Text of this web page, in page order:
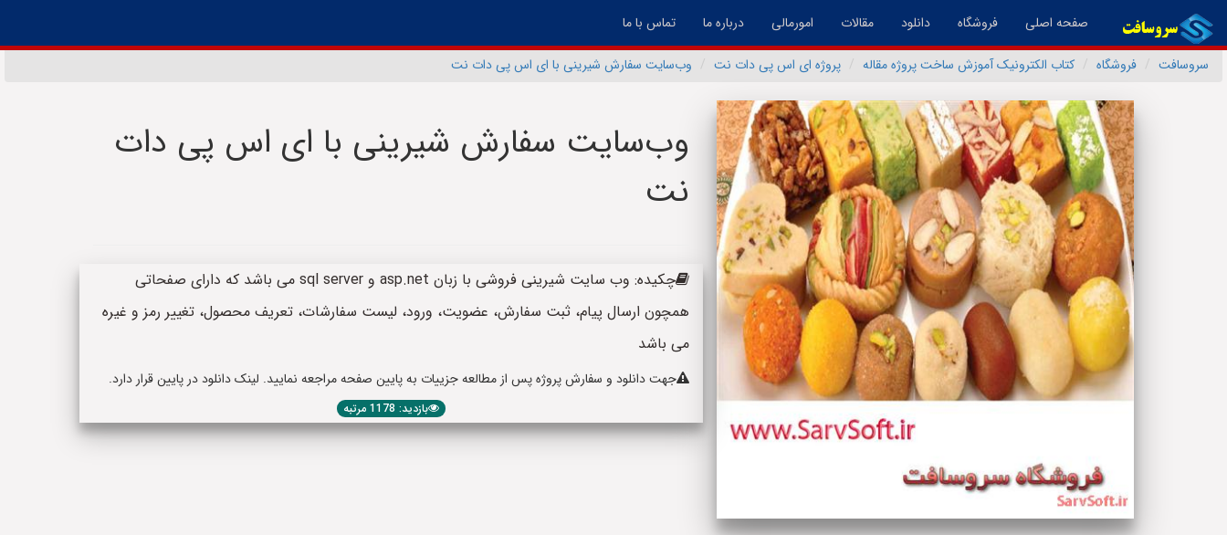
صفحه اصلی(فعال)فروشگاه دانلود مقالات امورمالی درباره ما تماس با ما
سروسافت فروشگاه کتاب الکترونیک آموزش ساخت پروژه مقاله پروژه ای اس پی دات نت وب‌سایت سفارش شیرینی با ای اس پی دات نت
وب‌سایت سفارش شیرینی با ای اس پی دات
نت
چکیده: وب سایت شیرینی فروشی با زبان asp.net و sql server می باشد که دارای صفحاتی
همچون ارسال پیام، ثبت سفارش، عضویت، ورود، لیست سفارشات، تعریف محصول، تغییر رمز و غیره
می باشد
جهت دانلود و سفارش پروژه پس از مطالعه جزییات به پایین صفحه مراجعه نمایید. لینک دانلود در پایین قرار دارد.
بازدید: 1178 مرتبه